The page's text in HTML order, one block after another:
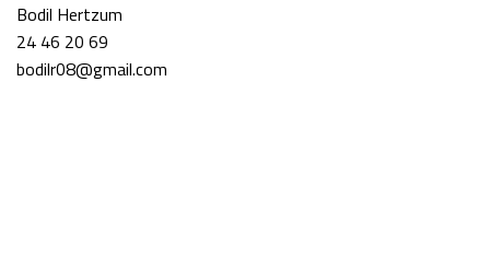
Bodil Hertzum
24 46 20 69
bodilr08@gmail.com